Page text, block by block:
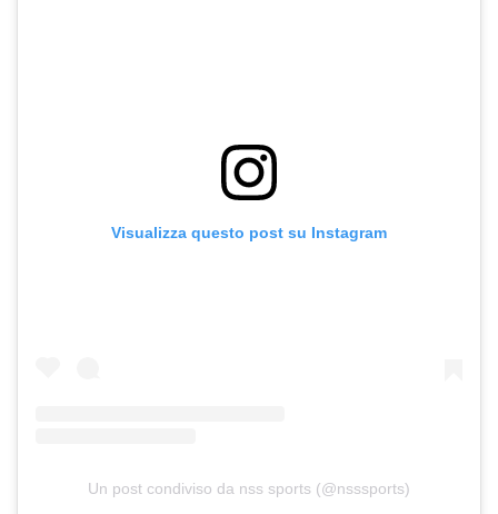
Visualizza questo post su Instagram
Un post condiviso da nss sports (@nsssports)